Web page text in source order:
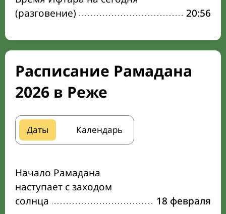
(разговение)
20:56
Расписание Рамадана
2026 в Реже
Даты Календарь
Начало Рамадана
наступает с заходом
солнца
18 февраля